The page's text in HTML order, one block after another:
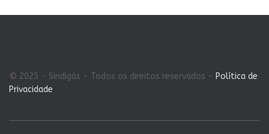
© 2025 - Sindigás - Todos os direitos reservados - Política de
Privacidade